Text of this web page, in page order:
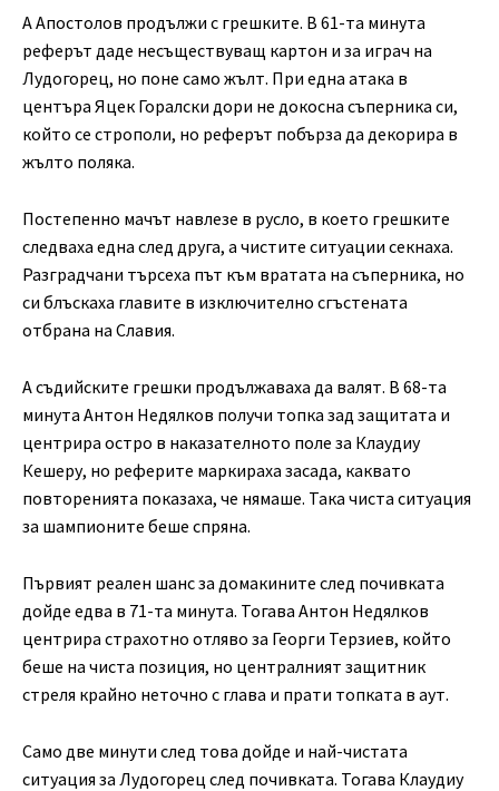
А Апостолов продължи с грешките. В 61-та минута
реферът даде несъществуващ картон и за играч на
Лудогорец, но поне само жълт. При една атака в
центъра Яцек Горалски дори не докосна съперника си,
който се строполи, но реферът побърза да декорира в
жълто поляка.
Постепенно мачът навлезе в русло, в което грешките
следваха една след друга, а чистите ситуации секнаха.
Разградчани търсеха път към вратата на съперника, но
си блъскаха главите в изключително сгъстената
отбрана на Славия.
А съдийските грешки продължаваха да валят. В 68-та
минута Антон Недялков получи топка зад защитата и
центрира остро в наказателното поле за Клаудиу
Кешеру, но реферите маркираха засада, каквато
повторенията показаха, че нямаше. Така чиста ситуация
за шампионите беше спряна.
Първият реален шанс за домакините след почивката
дойде едва в 71-та минута. Тогава Антон Недялков
центрира страхотно отляво за Георги Терзиев, който
беше на чиста позиция, но централният защитник
стреля крайно неточно с глава и прати топката в аут.
Само две минути след това дойде и най-чистата
ситуация за Лудогорец след почивката. Тогава Клаудиу